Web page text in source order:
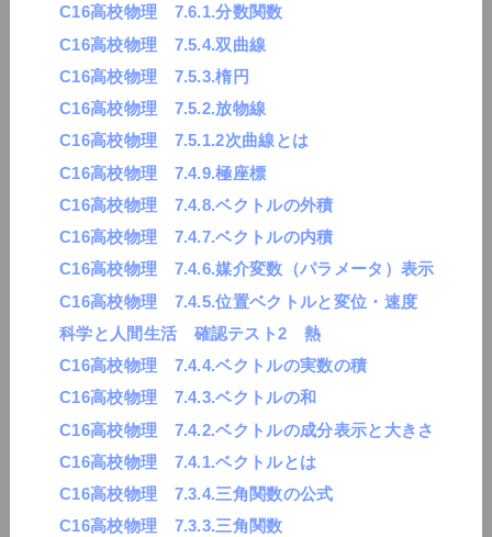
C16高校物理 7.6.1.分数関数
C16高校物理 7.5.4.双曲線
C16高校物理 7.5.3.楕円
C16高校物理 7.5.2.放物線
C16高校物理 7.5.1.2次曲線とは
C16高校物理 7.4.9.極座標
C16高校物理 7.4.8.ベクトルの外積
C16高校物理 7.4.7.ベクトルの内積
C16高校物理 7.4.6.媒介変数（パラメータ）表示
C16高校物理 7.4.5.位置ベクトルと変位・速度
科学と人間生活 確認テスト2 熱
C16高校物理 7.4.4.ベクトルの実数の積
C16高校物理 7.4.3.ベクトルの和
C16高校物理 7.4.2.ベクトルの成分表示と大きさ
C16高校物理 7.4.1.ベクトルとは
C16高校物理 7.3.4.三角関数の公式
C16高校物理 7.3.3.三角関数